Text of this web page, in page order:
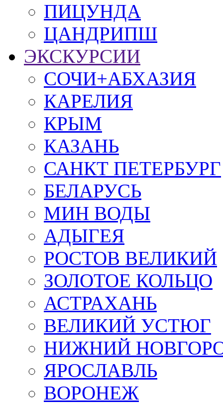
ПИЦУНДА
ЦАНДРИПШ
ЭКСКУРСИИ
СОЧИ+АБХАЗИЯ
КАРЕЛИЯ
КРЫМ
КАЗАНЬ
САНКТ ПЕТЕРБУРГ
БЕЛАРУСЬ
МИН ВОДЫ
АДЫГЕЯ
РОСТОВ ВЕЛИКИЙ
ЗОЛОТОЕ КОЛЬЦО
АСТРАХАНЬ
ВЕЛИКИЙ УСТЮГ
НИЖНИЙ
ЯРОСЛАВЛЬ
ВОРОНЕЖ